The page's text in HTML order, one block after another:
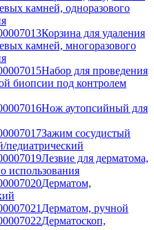
камней, одноразового
Корзина для удаления
камней, многоразового
Набор для проведения
биопсии под контролем
Нож аутопсийный для
Зажим сосудистый
педиатрический
Лезвие для дерматома,
использования
Дерматом,
Дерматом, ручной
Дерматоскоп,